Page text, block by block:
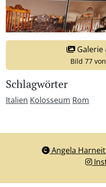
Galerie
Bild 77
Schlagwörter
Italien Kolosseum Rom
Angela